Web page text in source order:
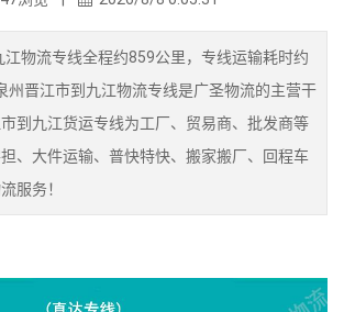
物流专线全程约859公里，专线运输耗时约
州晋江市到九江物流专线是广圣物流的主营干
到九江货运专线为工厂、贸易商、批发商等
、大件运输、普快特快、搬家搬厂、回程车
服务！